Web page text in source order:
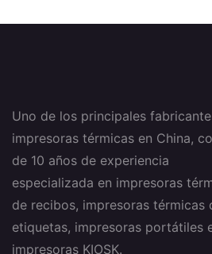
Uno de los principales
impresoras térmicas en China,
de 10 años de experiencia
especializada en impresoras
de recibos, impresoras térmicas
etiquetas, impresoras portátiles
impresoras KIOSK.